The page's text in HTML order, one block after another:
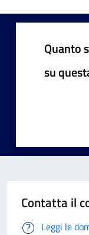
Quanto
su
Contatta il
Leggi le